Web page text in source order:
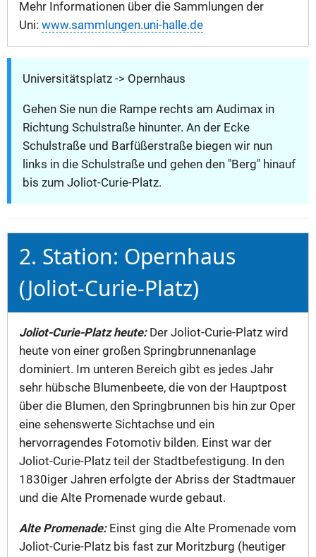
Mehr Informationen über die Sammlungen der
Uni: www.sammlungen.uni-halle.de
Universitätsplatz -> Opernhaus
Gehen Sie nun die Rampe rechts am Audimax in
Richtung Schulstraße hinunter. An der Ecke
Schulstraße und Barfüßerstraße biegen wir nun
links in die Schulstraße und gehen den "Berg" hinauf
bis zum Joliot-Curie-Platz.
2. Station: Opernhaus
(Joliot-Curie-Platz)
Joliot-Curie-Platz heute:Der Joliot-Curie-Platz wird
heute von einer großen Springbrunnenanlage
dominiert. Im unteren Bereich gibt es jedes Jahr
sehr hübsche Blumenbeete, die von der Hauptpost
über die Blumen, den Springbrunnen bis hin zur Oper
eine sehenswerte Sichtachse und ein
hervorragendes Fotomotiv bilden. Einst war der
Joliot-Curie-Platz teil der Stadtbefestigung. In den
1830iger Jahren erfolgte der Abriss der Stadtmauer
und die Alte Promenade wurde gebaut.
Alte Promenade:Einst ging die Alte Promenade vom
Joliot-Curie-Platz bis fast zur Moritzburg (heutiger